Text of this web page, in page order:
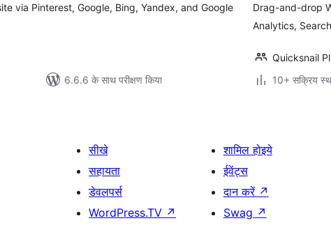
via Pinterest, Google, Bing, Yandex, and Google
6.6.6 के साथ परीक्षण किया
Drag-and-drop
Analytics,
Quicksnail
10+ सक्रिय
सीखे
सहायता
डेवलपर्स
WordPress.TV ↗
शामिल होइये
ईवेंट्स
दान करें ↗
Swag ↗